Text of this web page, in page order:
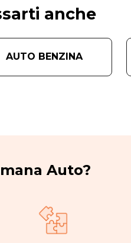
anche
AUTO BENZINA
Auto?